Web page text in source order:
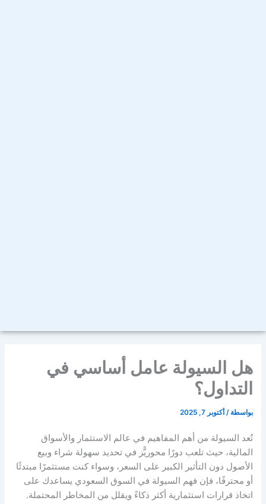
هل السيولة عامل أساسي في
التداول؟
بواسطة/أكتوبر 7, 2025
تُعد السيولةمن أهم المفاهيم في عالم الاستثمار والأسواق
المالية، حيث تلعب دورًا محوريًّز في تحديد سهولة شراء وبيع
الأصول دون التأثير الكبير على السعر، وسواء كنت مستثمرًا مبتدئًا
أو محترفًا، فإن فهم السيولة في السوق السعودييساعدك على
اتخاذ قرارات استثمارية أكثر ذكاءً ويقلل من المخاطر المحتملة.